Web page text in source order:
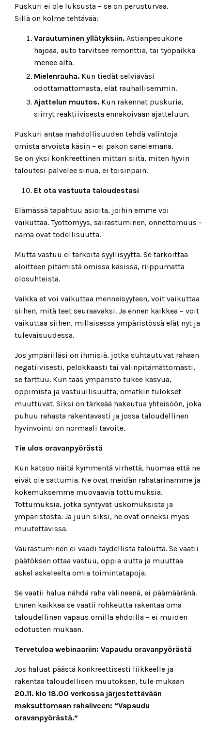
Puskuri ei ole luksusta – se on perusturvaa.
Sillä on kolme tehtävää:
Varautuminen yllätyksiin. Astianpesukone
hajoaa, auto tarvitsee remonttia, tai työpaikka
menee alta.
Mielenrauha. Kun tiedät selviäväsi
odottamattomasta, elät rauhallisemmin.
Ajattelun muutos. Kun rakennat puskuria,
siirryt reaktiivisesta ennakoivaan ajatteluun.
Puskuri antaa mahdollisuuden tehdä valintoja
omista arvoista käsin – ei pakon sanelemana.
Se on yksi konkreettinen mittari siitä, miten hyvin
taloutesi palvelee sinua, ei toisinpäin.
Et ota vastuuta taloudestasi
Elämässä tapahtuu asioita, joihin emme voi
vaikuttaa. Työttömyys, sairastuminen, onnettomuus –
nämä ovat todellisuutta.
Mutta vastuu ei tarkoita syyllisyyttä. Se tarkoittaa
aloitteen pitämistä omissa käsissä, riippumatta
olosuhteista.
Vaikka et voi vaikuttaa menneisyyteen, voit vaikuttaa
siihen, mitä teet seuraavaksi. Ja ennen kaikkea – voit
vaikuttaa siihen, millaisessa ympäristössä elät nyt ja
tulevaisuudessa.
Jos ympärilläsi on ihmisiä, jotka suhtautuvat rahaan
negatiivisesti, pelokkaasti tai välinpitämättömästi,
se tarttuu. Kun taas ympäristö tukee kasvua,
oppimista ja vastuullisuutta, omatkin tulokset
muuttuvat. Siksi on tärkeää hakeutua yhteisöön, joka
puhuu rahasta rakentavasti ja jossa taloudellinen
hyvinvointi on normaali tavoite.
Tie ulos oravanpyörästä
Kun katsoo näitä kymmentä virhettä, huomaa että ne
eivät ole sattumia. Ne ovat meidän rahatarinamme ja
kokemuksemme muovaavia tottumuksia.
Tottumuksia, jotka syntyvät uskomuksista ja
ympäristöstä. Ja juuri siksi, ne ovat onneksi myös
muutettavissa.
Vaurastuminen ei vaadi täydellistä taloutta. Se vaatii
päätöksen ottaa vastuu, oppia uutta ja muuttaa
askel askeleelta omia toimintatapoja.
Se vaatii halua nähdä raha välineenä, ei päämääränä.
Ennen kaikkea se vaatii rohkeutta rakentaa oma
taloudellinen vapaus omilla ehdoilla – ei muiden
odotusten mukaan.
Tervetuloa webinaariin: Vapaudu oravanpyörästä
Jos haluat päästä konkreettisesti liikkeelle ja
rakentaa taloudellisen muutoksen, tule mukaan
20.11. klo 18.00 verkossa järjestettävään
maksuttomaan rahaliveen: “Vapaudu
oravanpyörästä.”